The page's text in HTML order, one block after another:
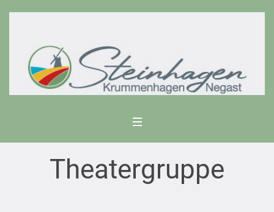
Theatergruppe